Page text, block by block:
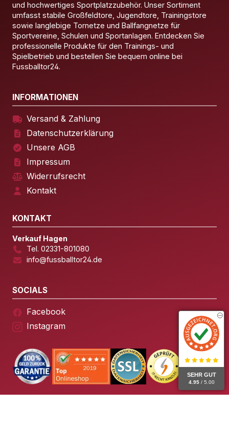
und hochwertiges Sportplatzzubehör. Unser Sortiment
umfasst stabile Großfeldtore, Jugendtore, Trainingstore
sowie langlebige Tornetze und Ballfangnetze für
Sportvereine, Schulen und Sportanlagen. Entdecken Sie
professionelle Produkte für den Trainings- und
Spielbetrieb und bestellen Sie bequem online bei
Fussballtor24.
INFORMATIONEN
Versand & Zahlung
Datenschutzerklärung
Unsere AGB
Impressum
Widerrufsrecht
Kontakt
KONTAKT
Verkauf Hagen
Tel. 02331-801080
info@fussballtor24.de
SOCIALS
Facebook
Instagram
SEHR GUT
4.95 / 5.00